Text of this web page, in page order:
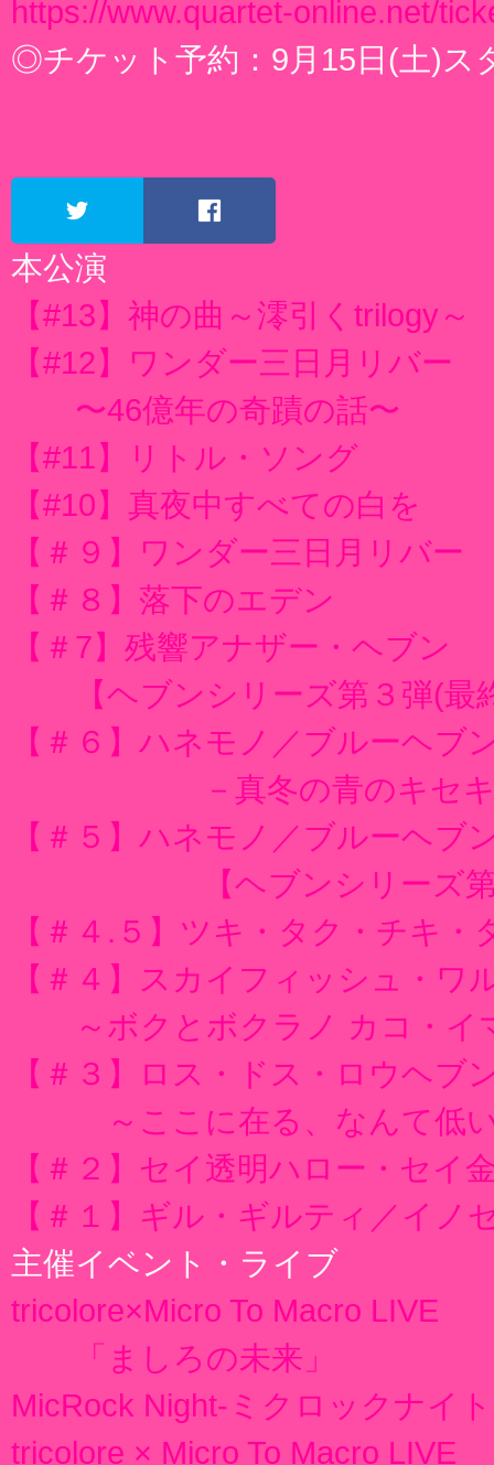
https://www.quartet-online.net/
◎チケット予約：9月15日(土)ス
本公演
【#13】神の曲～澪引くtrilogy～
【#12】ワンダー三日月リバー
〜46億年の奇蹟の話〜
【#11】リトル・ソング
【#10】真夜中すべての白を
【＃９】ワンダー三日月リバー
【＃８】落下のエデン
【＃7】残響アナザー・ヘブン
【ヘブンシリーズ第３弾(最
【＃６】ハネモノ／ブルーヘブ
－真冬の青のキセキ
【＃５】ハネモノ／ブルーヘブ
【ヘブンシリーズ第
【＃４.５】ツキ・タク・チキ
【＃４】スカイフィッシュ・ワ
～ボクとボクラノ カコ・イ
【＃３】ロス・ドス・ロウヘブ
～ここに在る、なんて低い
【＃２】セイ透明ハロー・セイ
【＃１】ギル・ギルティ／イノ
主催イベント・ライブ
tricolore×Micro To Macro LIVE
「ましろの未来」
MicRock Night-ミクロックナイ
tricolore × Micro To Macro LIVE